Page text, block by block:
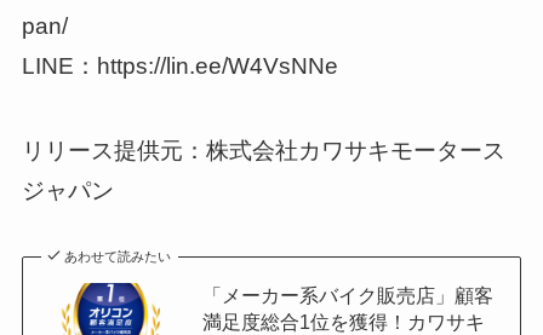
pan/
LINE：https://lin.ee/W4VsNNe
リリース提供元：株式会社カワサキモータース
ジャパン
あわせて読みたい
「メーカー系バイク販売店」顧客
満足度総合1位を獲得！カワサキ